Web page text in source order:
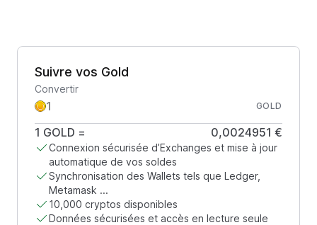
Suivre vos Gold
Convertir
GOLD
1 GOLD = 0,0024951 €
Connexion sécurisée d’Exchanges et mise à jour
automatique de vos soldes
Synchronisation des Wallets tels que Ledger,
Metamask ...
10,000 cryptos disponibles
Données sécurisées et accès en lecture seule